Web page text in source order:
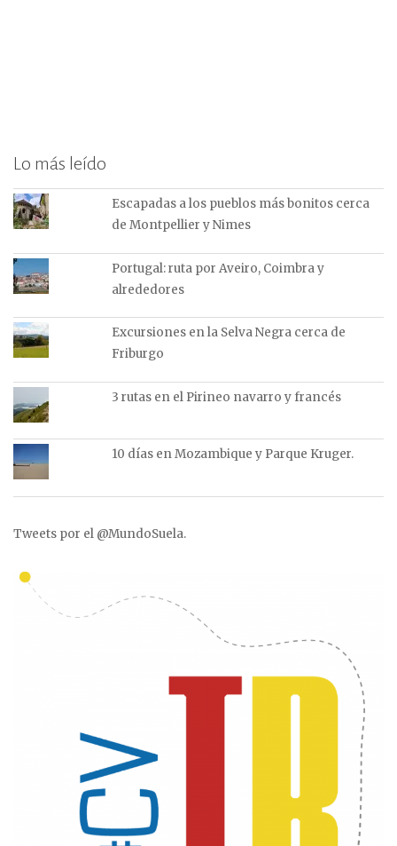
Lo más leído
Escapadas a los pueblos más bonitos cerca
de Montpellier y Nimes
Portugal: ruta por Aveiro, Coimbra y
alrededores
Excursiones en la Selva Negra cerca de
Friburgo
3 rutas en el Pirineo navarro y francés
10 días en Mozambique y Parque Kruger.
Tweets por el @MundoSuela.